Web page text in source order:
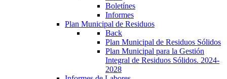
Boletínes
Informes
Plan Municipal de Residuos
Back
Plan Municipal de Residuos Sólidos
Plan Municipal para la Gestión
Integral de Residuos Sólidos. 2024-
2028